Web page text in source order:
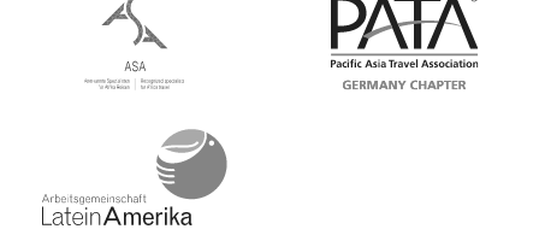
In addition, check-in times and baggage
allowances/restrictions vary by airline and can change at
any time. For the most up-to-date information for your
flight, please contact your airline. We recommend
Meals Included